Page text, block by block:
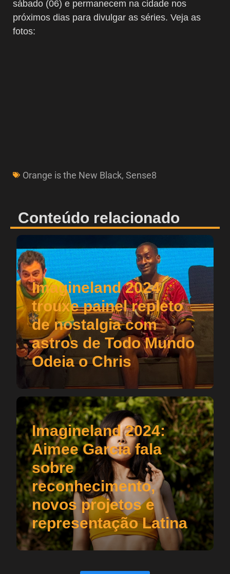
sábado (06) e permanecem na cidade nos
próximos dias para divulgar as séries. Veja as
fotos:
Orange is the New Black, Sense8
Conteúdo relacionado
Imagineland 2024
trouxe painel repleto
de nostalgia com
astros de Todo Mundo
Odeia o Chris
Imagineland 2024:
Aimee Garcia fala
sobre
reconhecimento,
novos projetos e
representação Latina